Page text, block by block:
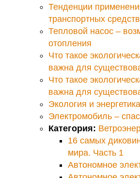
Тенденции
транспортных
Тепловой насос –
отопления
Что такое
важна для
Что такое
важна для
Экология и энергетика
Электромобиль –
Категория:
16 самых
мира. Часть 1
Автономное